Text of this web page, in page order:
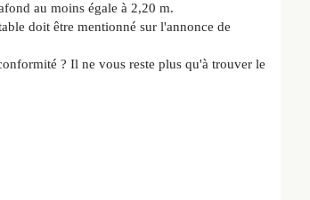
au moins égale à 2,20 m.
doit être mentionné sur l'annonce de
? Il ne vous reste plus qu'à trouver le